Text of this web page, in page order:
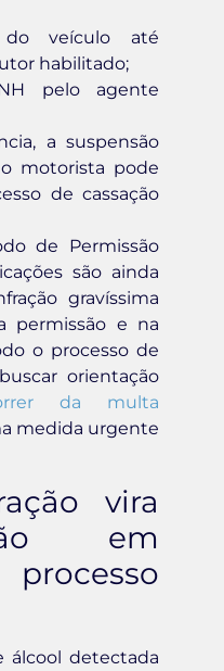
do veículo até
habilitado;
pelo agente
a suspensão
motorista pode
de cassação
de Permissão
são ainda
gravíssima
permissão e na
o processo de
orientação
da multa
medida urgente
vira
em
álcool detectada